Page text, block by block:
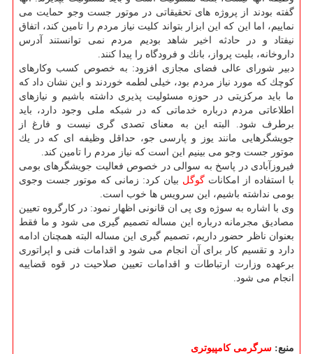
گفته بودند از پروژه های تحقیقاتی در موتور جست وجو حمایت می
نماییم، اما این كه این ابزار بتواند كلیت نیاز مردم را تامین كند، اتفاق
نیفتاد و در حادثه اخیر شاهد بودیم مردم نمی توانستند آدرس
داروخانه، بلیت پرواز، بانك و فرودگاه را پیدا كنند.
دبیر شورای عالی فضای مجازی افزود: به خصوص كسب وكارهای
كوچك كه مورد نیاز مردم بود، خیلی لطمه خوردند و این نشان داد كه
ما باید مركزیتی در حوزه مسئولیت پذیری داشته باشیم و نیازهای
اطلاعاتی مردم درباره خدماتی كه در شبكه ملی وجود دارد، باید
برطرف شود. البته این به معنای تصدی گری نیست و فارغ از
جویشگرهایی مانند یوز و پارسی جو، حداقل وظیفه ای كه در یك
موتور جست وجو می بینیم این است كه نیاز مردم را تامین كند.
فیروزآبادی در پاسخ به سوالی در خصوص فعالیت جویشگرهای بومی
با استفاده از امكانات گوگل بیان كرد: زمانی كه موتور جست وجوی
بومی نداشته باشیم، این سرویس ها خوب است.
وی با اشاره به سوژه وی پی ان قانونی اظهار نمود: در كارگروه تعیین
مصادیق مجرمانه درباره این مساله تصمیم گیری می شود و ما فقط
بعنوان ناظر حضور داریم، تصمیم گیری این مساله البته همچنان ادامه
دارد و تقسیم كار برای آن انجام می شود و اقدامات فنی و اپراتوری
برعهده وزارت ارتباطات و اقدامات تعیین صلاحیت در قوه قضاییه
انجام می شود.
منبع: سرگرمی كامپیوتری